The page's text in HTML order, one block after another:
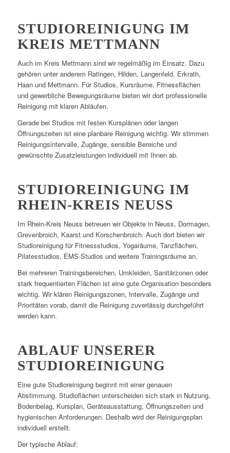
STUDIOREINIGUNG IM
KREIS METTMANN
Auch im Kreis Mettmann sind wir regelmäßig im Einsatz. Dazu
gehören unter anderem Ratingen, Hilden, Langenfeld, Erkrath,
Haan und Mettmann. Für Studios, Kursräume, Fitnessflächen
und gewerbliche Bewegungsräume bieten wir dort professionelle
Reinigung mit klaren Abläufen.
Gerade bei Studios mit festen Kursplänen oder langen
Öffnungszeiten ist eine planbare Reinigung wichtig. Wir stimmen
Reinigungsintervalle, Zugänge, sensible Bereiche und
gewünschte Zusatzleistungen individuell mit Ihnen ab.
STUDIOREINIGUNG IM
RHEIN-KREIS NEUSS
Im Rhein-Kreis Neuss betreuen wir Objekte in Neuss, Dormagen,
Grevenbroich, Kaarst und Korschenbroich. Auch dort bieten wir
Studioreinigung für Fitnessstudios, Yogaräume, Tanzflächen,
Pilatesstudios, EMS-Studios und weitere Trainingsräume an.
Bei mehreren Trainingsbereichen, Umkleiden, Sanitärzonen oder
stark frequentierten Flächen ist eine gute Organisation besonders
wichtig. Wir klären Reinigungszonen, Intervalle, Zugänge und
Prioritäten vorab, damit die Reinigung zuverlässig durchgeführt
werden kann.
ABLAUF UNSERER
STUDIOREINIGUNG
Eine gute Studioreinigung beginnt mit einer genauen
Abstimmung. Studioflächen unterscheiden sich stark in Nutzung,
Bodenbelag, Kursplan, Geräteausstattung, Öffnungszeiten und
hygienischen Anforderungen. Deshalb wird der Reinigungsplan
individuell erstellt.
Der typische Ablauf: